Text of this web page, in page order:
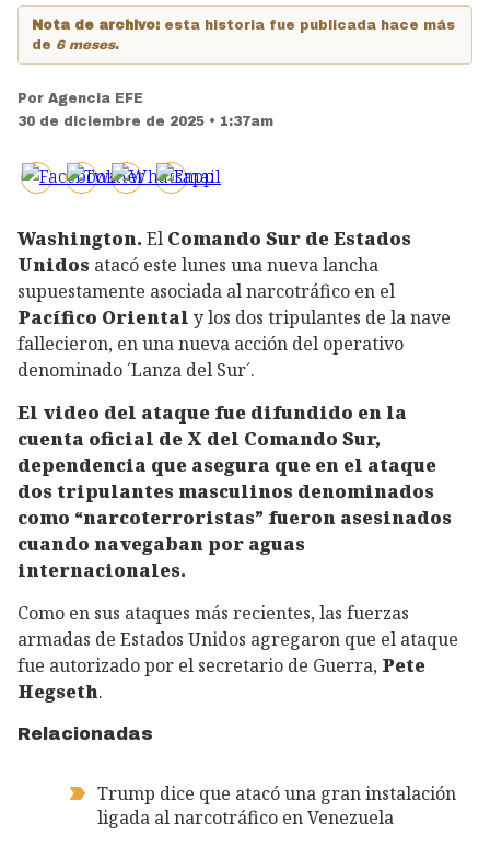
Nota de archivo: esta historia fue publicada hace más
de 6 meses.
Por Agencia EFE
30 de diciembre de 2025 • 1:37am
Washington. El Comando Sur de Estados
Unidos atacó este lunes una nueva lancha
supuestamente asociada al narcotráfico en el
Pacífico Oriental y los dos tripulantes de la nave
fallecieron, en una nueva acción del operativo
denominado ´Lanza del Sur´.
El video del ataque fue difundido en la
cuenta oficial de X del Comando Sur,
dependencia que asegura que en el ataque
dos tripulantes masculinos denominados
como “narcoterroristas” fueron asesinados
cuando navegaban por aguas
internacionales.
Como en sus ataques más recientes, las fuerzas
armadas de Estados Unidos agregaron que el ataque
fue autorizado por el secretario de Guerra, Pete
Hegseth.
Relacionadas
Trump dice que atacó una gran instalación
ligada al narcotráfico en Venezuela